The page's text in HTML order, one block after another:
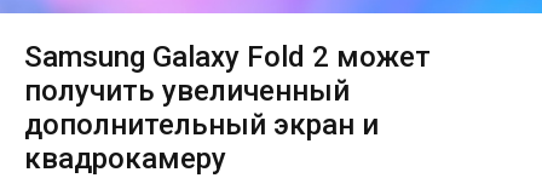
Samsung Galaxy Fold 2 может
получить увеличенный
дополнительный экран и
квадрокамеру